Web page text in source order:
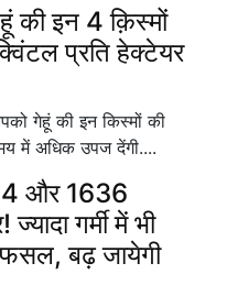
इन 4 क़िस्मों
प्रति हेक्टेयर
गेहूं की इन किस्मों की
में अधिक उपज देंगी....
और 1636
गर्मी में भी
बढ़ जायेगी